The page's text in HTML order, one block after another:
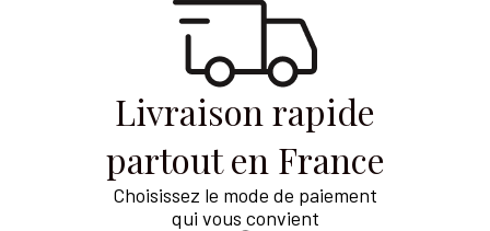
Livraison rapide
partout en France
Choisissez le mode de paiement
qui vous convient